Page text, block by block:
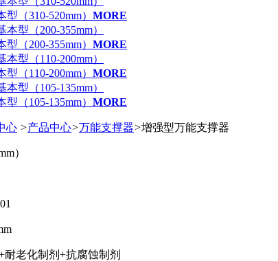
（310-520mm） MORE
（200-355mm） MORE
（110-200mm） MORE
（105-135mm） MORE
心 >产品中心>万能支撑器>增强型万能支撑器
）
耐老化制剂+抗腐蚀制剂